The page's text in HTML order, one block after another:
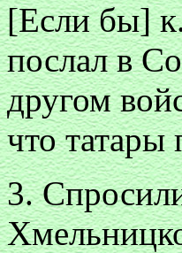
[Если бы]
послал в
другом
что татары
3.